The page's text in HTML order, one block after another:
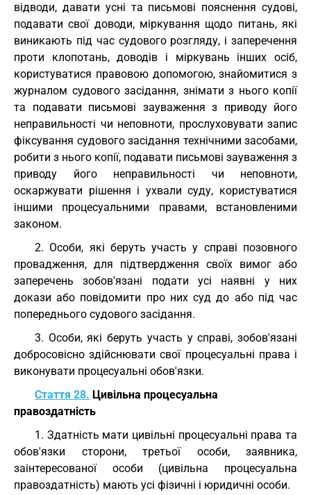
відводи, давати усні та письмові пояснення судові,
подавати свої доводи, міркування щодо питань, які
виникають під час судового розгляду, і заперечення
проти клопотань, доводів і міркувань інших осіб,
користуватися правовою допомогою, знайомитися з
журналом судового засідання, знімати з нього копії
та подавати письмові зауваження з приводу його
неправильності чи неповноти, прослуховувати запис
фіксування судового засідання технічними засобами,
робити з нього копії, подавати письмові зауваження з
приводу його неправильності чи неповноти,
оскаржувати рішення і ухвали суду, користуватися
іншими процесуальними правами, встановленими
законом.
2. Особи, які беруть участь у справі позовного
провадження, для підтвердження своїх вимог або
заперечень зобов'язані подати усі наявні у них
докази або повідомити про них суд до або під час
попереднього судового засідання.
3. Особи, які беруть участь у справі, зобов'язані
добросовісно здійснювати свої процесуальні права і
виконувати процесуальні обов'язки.
Стаття 28. Цивільна процесуальна
правоздатність
1. Здатність мати цивільні процесуальні права та
обов'язки сторони, третьої особи, заявника,
заінтересованої особи (цивільна процесуальна
правоздатність) мають усі фізичні і юридичні особи.